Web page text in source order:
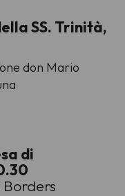
SS. Trinità,
don Mario
di